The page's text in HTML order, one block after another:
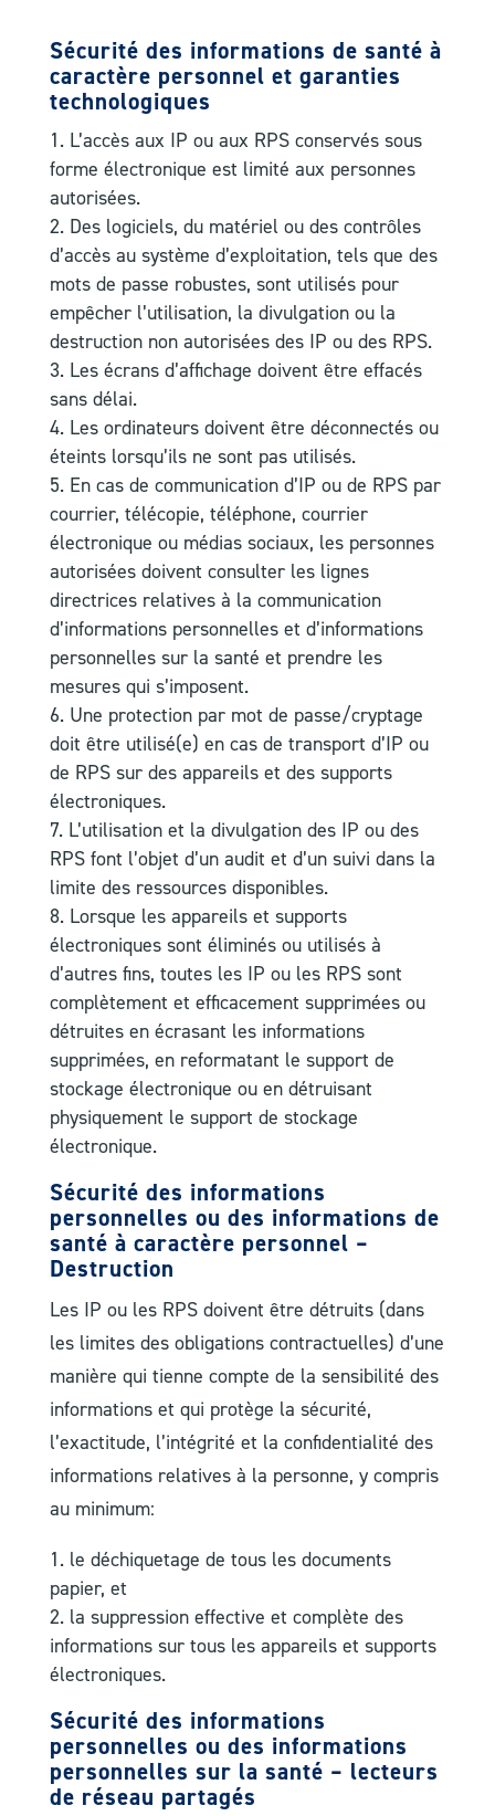
Sécurité des informations de santé à
caractère personnel et garanties
technologiques
L’accès aux IP ou aux RPS conservés sous
forme électronique est limité aux personnes
autorisées.
Des logiciels, du matériel ou des contrôles
d’accès au système d’exploitation, tels que des
mots de passe robustes, sont utilisés pour
empêcher l’utilisation, la divulgation ou la
destruction non autorisées des IP ou des RPS.
Les écrans d’affichage doivent être effacés
sans délai.
Les ordinateurs doivent être déconnectés ou
éteints lorsqu’ils ne sont pas utilisés.
En cas de communication d’IP ou de RPS par
courrier, télécopie, téléphone, courrier
électronique ou médias sociaux, les personnes
autorisées doivent consulter les lignes
directrices relatives à la communication
d’informations personnelles et d’informations
personnelles sur la santé et prendre les
mesures qui s’imposent.
Une protection par mot de passe/cryptage
doit être utilisé(e) en cas de transport d’IP ou
de RPS sur des appareils et des supports
électroniques.
L’utilisation et la divulgation des IP ou des
RPS font l’objet d’un audit et d’un suivi dans la
limite des ressources disponibles.
Lorsque les appareils et supports
électroniques sont éliminés ou utilisés à
d’autres fins, toutes les IP ou les RPS sont
complètement et efficacement supprimées ou
détruites en écrasant les informations
supprimées, en reformatant le support de
stockage électronique ou en détruisant
physiquement le support de stockage
électronique.
Sécurité des informations
personnelles ou des informations de
santé à caractère personnel –
Destruction
Les IP ou les RPS doivent être détruits (dans
les limites des obligations contractuelles) d’une
manière qui tienne compte de la sensibilité des
informations et qui protège la sécurité,
l’exactitude, l’intégrité et la confidentialité des
informations relatives à la personne, y compris
au minimum:
le déchiquetage de tous les documents
papier, et
la suppression effective et complète des
informations sur tous les appareils et supports
électroniques.
Sécurité des informations
personnelles ou des informations
personnelles sur la santé – lecteurs
de réseau partagés